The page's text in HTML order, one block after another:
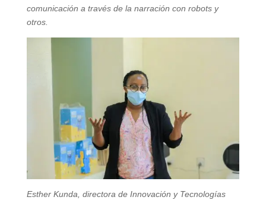
comunicación a través de la narración con robots y
otros.
Esther Kunda, directora de Innovación y Tecnologías